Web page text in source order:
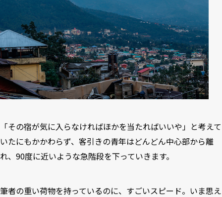
「その宿が気に入らなければほかを当たればいいや」と考えて
いたにもかかわらず、客引きの青年はどんどん中心部から離
れ、90度に近いような急階段を下っていきます。
筆者の重い荷物を持っているのに、すごいスピード。いま思え